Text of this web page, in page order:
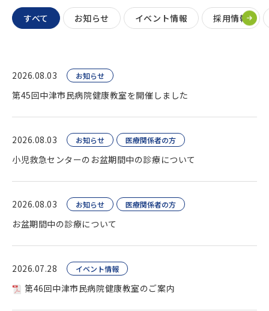
すべて お知らせ イベント情報 採用情報
2026.08.03 お知らせ
第45回中津市民病院健康教室を開催しました
2026.08.03 お知らせ 医療関係者の方
小児救急センターのお盆期間中の診療について
2026.08.03 お知らせ 医療関係者の方
お盆期間中の診療について
2026.07.28 イベント情報
第46回中津市民病院健康教室のご案内